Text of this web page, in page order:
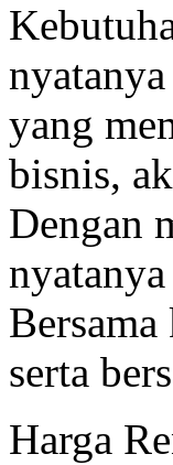
yang
bisnis,
Dengan
serta
Harga